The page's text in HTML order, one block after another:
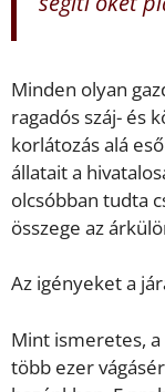
Minden olyan
ragadós száj- és
korlátozás alá
állatait a
olcsóbban tudta
összege az
Az igényeket a
Mint ismeretes,
több ezer